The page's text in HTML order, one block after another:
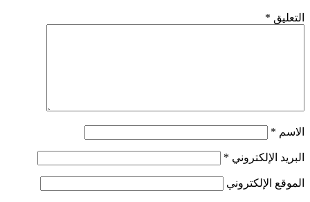
التعليق *
الاسم *
البريد الإلكتروني *
الموقع الإلكتروني